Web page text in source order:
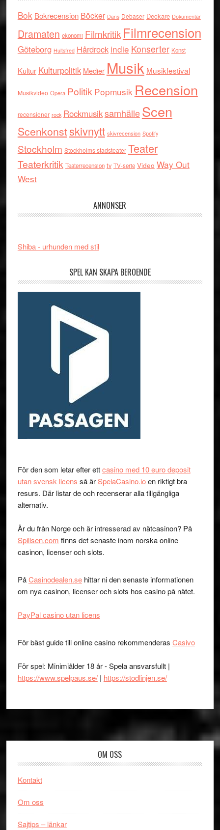
Bok Bokrecension Böcker Dans Debaser Deckare Dokumentär
Dramaten ekonomi Filmkritik Filmrecension
Göteborg Hultsfred Hårdrock indie Konserter Konst
Kultur Kulturpolitik Medier Musik Musikfestival
Musikvideo Opera Politik Popmusik Recension
recensioner rock RockmusiksamhälleScen
Scenkonstskivnytt skivrecension Spotify
Stockholm Stockholms stadsteater Teater
Teaterkritik Teaterrecension tv TV-serie Video Way Out
West
ANNONSER
Shiba - urhunden med stil
SPEL KAN SKAPA BEROENDE
För den som letar efter ettcasino med 10 euro deposit
utan svensk licens så ärSpelaCasino.ioen riktigt bra
resurs. Där listar de och recenserar alla tillgängliga
alternativ.
Är du från Norge och är intresserad av nätcasinon? På
Spillsen.com finns det senaste inom norska online
casinon, licenser och slots.
PåCasinodealen.sehittar ni den senaste informationen
om nya casinon, licenser och slots hos casino på nätet.
PayPal casino utan licens
För bäst guide till online casino rekommenderas Casivo
För spel: Minimiålder 18 år - Spela ansvarsfullt |
https://www.spelpaus.se/| https://stodlinjen.se/
OM OSS
Kontakt
Om oss
Sajtips – länkar